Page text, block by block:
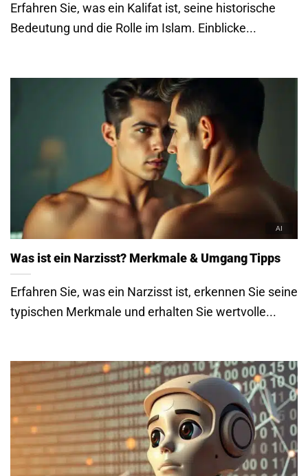
Erfahren Sie, was ein Kalifat ist, seine historische
Bedeutung und die Rolle im Islam. Einblicke...
Was ist ein Narzisst? Merkmale & Umgang Tipps
Erfahren Sie, was ein Narzisst ist, erkennen Sie seine
typischen Merkmale und erhalten Sie wertvolle...